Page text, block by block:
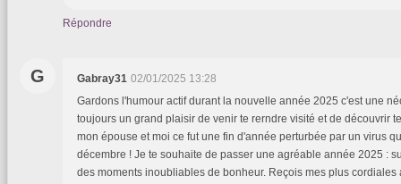
Répondre
G Gabray31 02/01/2025 13:28
Gardons l'humour actif durant la nouvelle année 2025 c'est une
toujours un grand plaisir de venir te rerndre visité et de découvrir
mon épouse et moi ce fut une fin d'année perturbée par un virus
décembre ! Je te souhaite de passer une agréable année 2025 :
des moments inoubliables de bonheur. Reçois mes plus cordiales